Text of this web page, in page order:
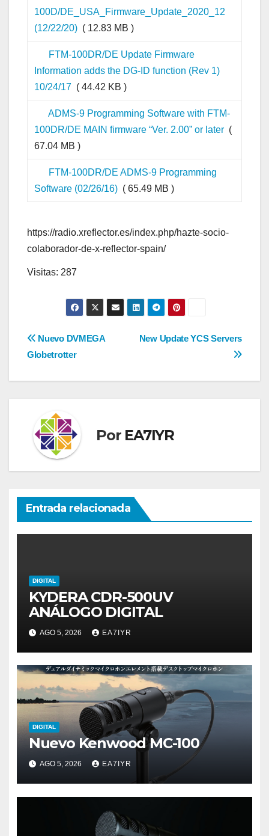
100D/DE_USA_Firmware_Update_2020_12
(12/22/20) ( 12.83 MB )
FTM-100DR/DE Update Firmware
Information adds the DG-ID function (Rev 1)
10/24/17 ( 44.42 KB )
ADMS-9 Programming Software with FTM-
100DR/DE MAIN firmware “Ver. 2.00” or later (
67.04 MB )
FTM-100DR/DE ADMS-9 Programming
Software (02/26/16) ( 65.49 MB )
https://radio.xreflector.es/index.php/hazte-socio-
colaborador-de-x-reflector-spain/
Visitas: 287
Navegación
New Update YCS Servers
Nuevo DVMEGA
Globetrotter
Por EA7IYR
Entrada relacionada
DIGITAL
KYDERA CDR-500UV
ANÁLOGO DIGITAL
AGO 5, 2026 EA7IYR
DIGITAL
Nuevo Kenwood MC-100
AGO 5, 2026 EA7IYR